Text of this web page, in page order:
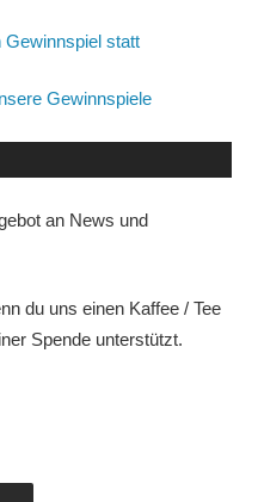
Gewinnspiel statt
Gewinnspiele
an News und
du uns einen Kaffee / Tee
Spende unterstützt.